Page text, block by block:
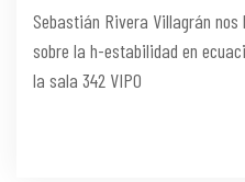
Sebastián Rivera Villagrán
sobre la h-estabilidad en
la sala 342 VIPO